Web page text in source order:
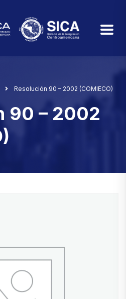
Resolución 90 – 2002 (COMIECO)
90 – 2002